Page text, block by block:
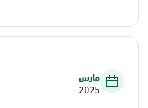
مارس
2025